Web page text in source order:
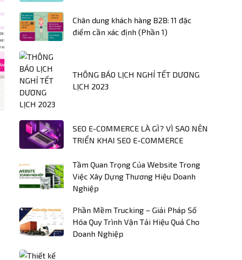
Chân dung khách hàng B2B: 11 đặc
điểm cần xác định (Phần 1)
THÔNG BÁO LỊCH NGHỈ TẾT DƯƠNG
LỊCH 2023
SEO E-COMMERCE LÀ GÌ? VÌ SAO NÊN
TRIỂN KHAI SEO E-COMMERCE
Tầm Quan Trọng Của Website Trong
Việc Xây Dựng Thương Hiệu Doanh
Nghiệp
Phần Mềm Trucking – Giải Pháp Số
Hóa Quy Trình Vận Tải Hiệu Quả Cho
Doanh Nghiệp